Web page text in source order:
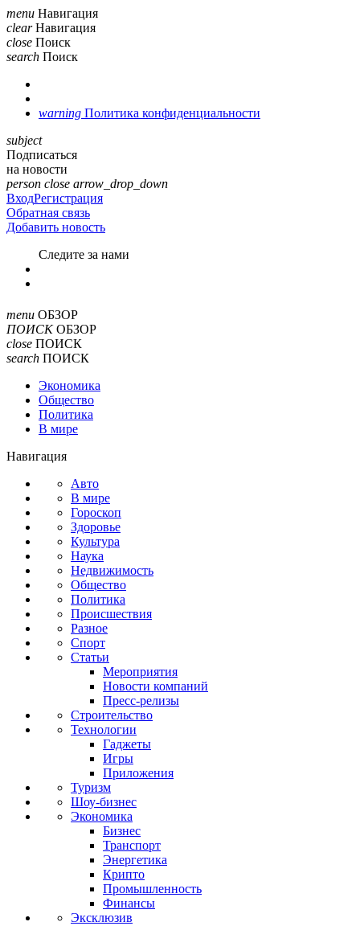
menu Навигация
clear Навигация
close Поиск
search Поиск
warning Политика конфиденциальности
subject
Подписаться
на новости
person close arrow_drop_down
ВходРегистрация
Обратная связь
Добавить новость
Cледите за нами
menu ОБЗОР
ПОИСК ОБЗОР
close ПОИСК
search ПОИСК
Экономика
Общество
Политика
В мире
Навигация
Авто
В мире
Гороскоп
Здоровье
Культура
Наука
Недвижимость
Общество
Политика
Происшествия
Разное
Спорт
Статьи
Мероприятия
Новости компаний
Пресс-релизы
Строительство
Технологии
Гаджеты
Игры
Приложения
Туризм
Шоу-бизнес
Экономика
Бизнес
Транспорт
Энергетика
Крипто
Промышленность
Финансы
Эксклюзив